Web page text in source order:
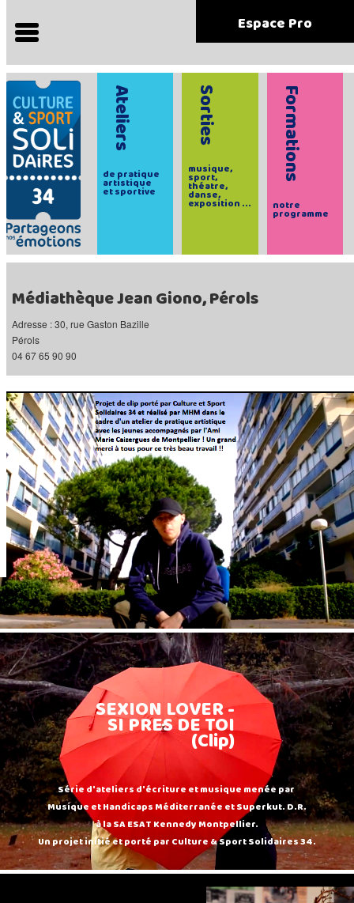
Espace Pro
Ateliers
de pratique
artistique
et sportive
Sorties
musique,
sport,
théatre,
danse,
exposition ...
Formations
notre
programme
Médiathèque Jean Giono, Pérols
Adresse : 30, rue Gaston Bazille
Pérols
04 67 65 90 90
SEXION LOVER -
SI PRES DE TOI
(Clip)
Série d'ateliers d'écriture et musique menée par
Musique et Handicaps Méditerranée et Superkut. D.R.
à la SA ESAT Kennedy Montpellier.
Un projet initié et porté par Culture & Sport Solidaires 34.